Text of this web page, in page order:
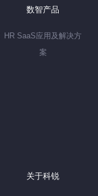
数智产品
HR SaaS应用及解决方
案
关于科锐